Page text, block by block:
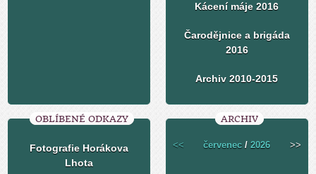
Kácení máje 2016
Čarodějnice a brigáda
2016
Archiv 2010-2015
OBLÍBENÉ ODKAZY
Fotografie Horákova
Lhota
ARCHIV
<< červenec /2026 >>